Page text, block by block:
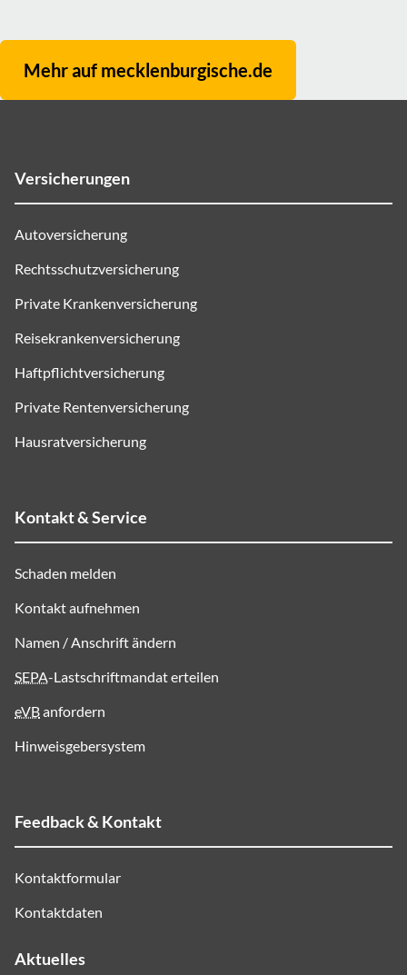
Mehr auf mecklenburgische.de
Versicherungen
Autoversicherung
Rechtsschutzversicherung
Private Krankenversicherung
Reisekrankenversicherung
Haftpflichtversicherung
Private Rentenversicherung
Hausratversicherung
Kontakt & Service
Schaden melden
Kontakt aufnehmen
Namen / Anschrift ändern
SEPA-Lastschriftmandat erteilen
eVBanfordern
Hinweisgebersystem
Feedback & Kontakt
Kontaktformular
Kontaktdaten
Aktuelles